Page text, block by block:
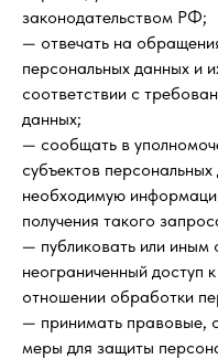
законодательством РФ;
— отвечать на
персональных данных и
соответствии с
данных;
— сообщать в
субъектов
необходимую
получения такого
— публиковать или иным
неограниченный доступ
отношении обработки
— принимать правовые,
меры для защиты